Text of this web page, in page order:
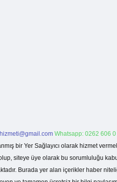
Whatsapp: 0262 606 0
bir Yer Sağlayıcı olarak hizmet
siteye üye olarak bu sorumluluğu
Burada yer alan içerikler haber